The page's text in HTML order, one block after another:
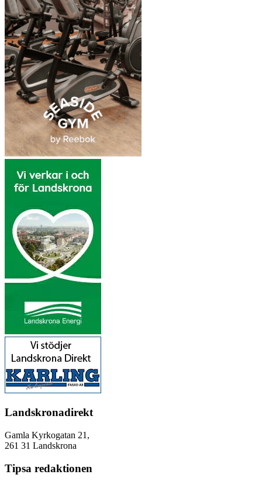
Landskronadirekt
Gamla Kyrkogatan 21,
261 31 Landskrona
Tipsa redaktionen